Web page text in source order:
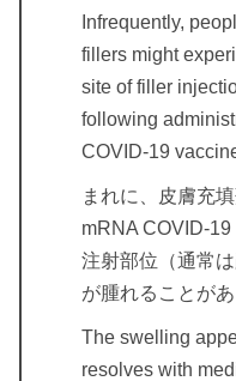
Infrequently,
fillers might
site of filler
following
COVID-19
まれに、皮膚充
mRNA COVID-
注射部位（通常
が腫れることが
The swelling
resolves with